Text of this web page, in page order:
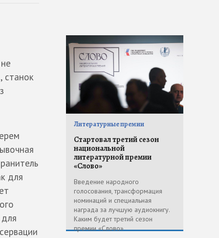
станок
для
Литературные премии
Стартовал третий сезон
национальной
литературной премии
«Слово»
Введение народного
голосования, трансформация
номинаций и специальная
награда за лучшую аудиокнигу.
Каким будет третий сезон
премии «Слово»